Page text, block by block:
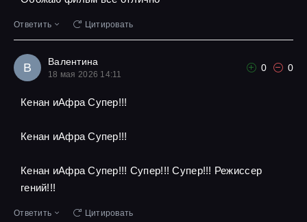
Ответить Цитировать
В Валентина
18 мая 2026 14:11
0 0
Кенан иАфра Супер!!!
Кенан иАфра Супер!!!
Кенан иАфра Супер!!! Супер!!! Супер!!! Режиссер
гений!!!
Ответить Цитировать